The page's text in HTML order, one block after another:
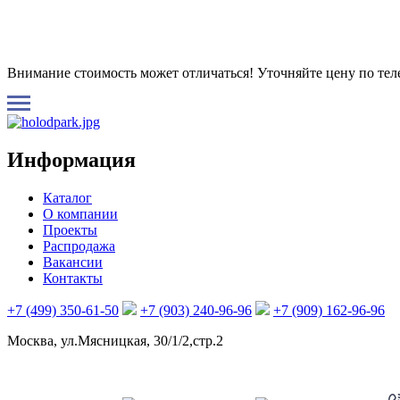
Внимание стоимость может отличаться! Уточняйте цену по
Информация
Каталог
О компании
Проекты
Распродажа
Вакансии
Контакты
+7 (499) 350-61-50 +7 (903) 240-96-96
+7 (909) 162-96-96
Москва, ул.Мясницкая, 30/1/2,стр.2